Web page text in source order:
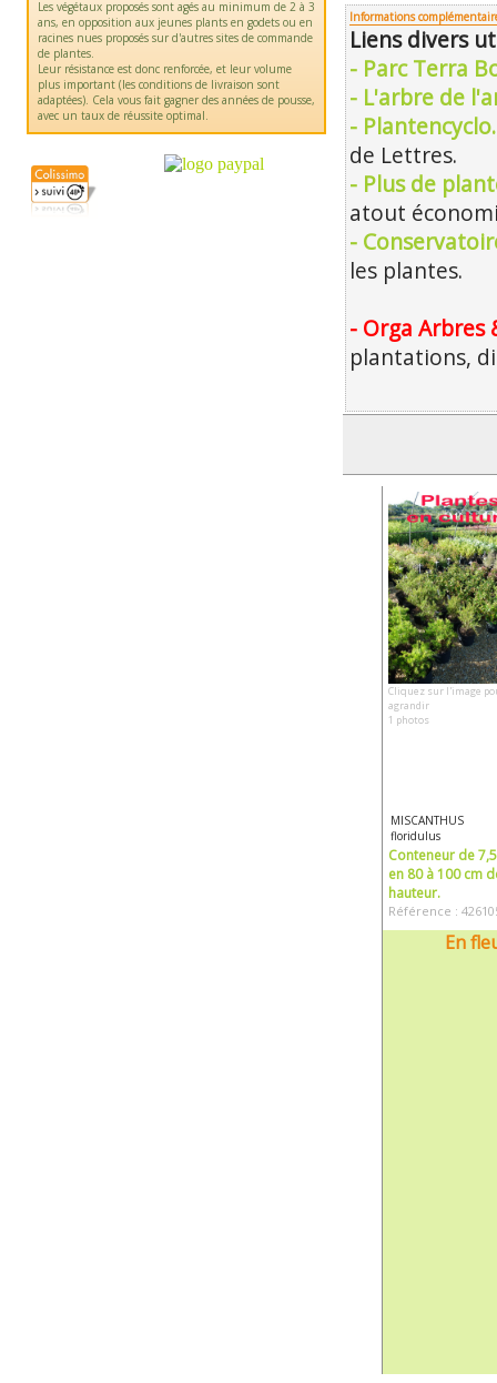
Les végétaux proposés sont agés au minimum de 2 à 3
ans, en opposition aux jeunes plants en godets ou en
racines nues proposés sur d'autres sites de commande
de plantes.
Leur résistance est donc renforcée, et leur volume
plus important (les conditions de livraison sont
adaptées). Cela vous fait gagner des années de pousse,
avec un taux de réussite optimal.
Informations
Liens divers
- Parc Terra
- L'arbre de
-
de Lettres.
- Plus de
atout
-
les plantes.
- Orga Arbres
plantations,
Cliquez sur l'image
agrandir
1 photos
MISCANTHUS
floridulus
Conteneur de
en 80 à 100 cm
hauteur.
Référence :
En